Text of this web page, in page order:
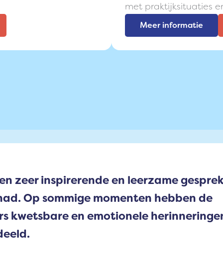
met praktijksituaties
Meer informatie
zeer inspirerende en leerzame
Op sommige momenten hebben de
kwetsbare en emotionele